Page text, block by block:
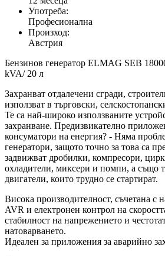
Употреба:
Професионална
Произход:
Австрия
Бензинов генератор ELMAG SEB
kVA/ 20 л
Захранват отдалечени сгради,
използват в търговски,
Те са най-широко използваните
захранване. Предизвикателно
консуматори на енергия? - Няма
генератори, защото точно за това са
задвижват дробилки, компресори,
охладители, миксери и помпи, а също
двигатели, които трудно се стартират.
Висока производителност, съчетана с
AVR и електронен контрол на
стабилност на напрежението и
натоварването.
Идеален за приложения за аварийно